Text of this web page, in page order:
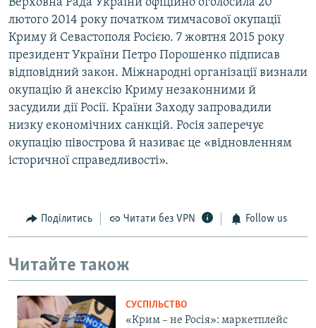
Верховна Рада України офіційно оголосила 20
лютого 2014 року початком тимчасової окупації
Криму й Севастополя Росією. 7 жовтня 2015 року
президент України Петро Порошенко підписав
відповідний закон. Міжнародні організації визнали
окупацію й анексію Криму незаконними й
засудили дії Росії. Країни Заходу запровадили
низку економічних санкцій. Росія заперечує
окупацію півострова й називає це «відновленням
історичної справедливості».
Поділитись Читати без VPN Follow us
Читайте також
СУСПІЛЬСТВО
«Крим – не Росія»: маркетплейс